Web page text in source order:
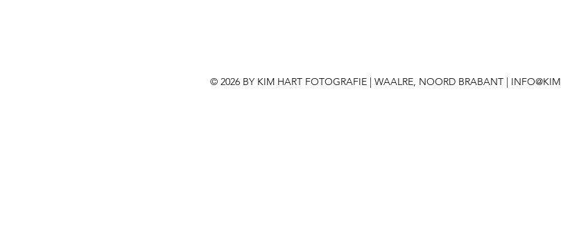
© 2026 BY KIM HART FOTOGRAFIE | WAALRE, NOORD BRABANT |